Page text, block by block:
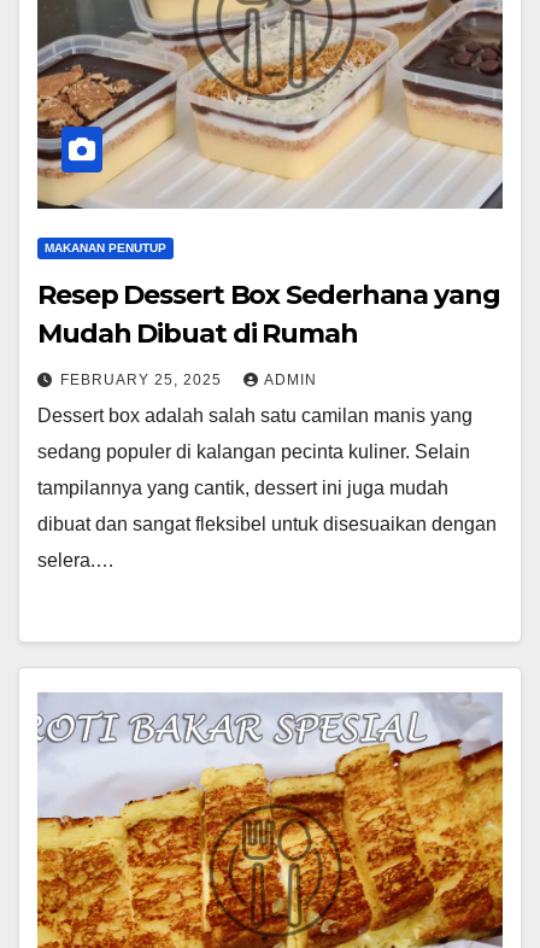
MAKANAN PENUTUP
Resep Dessert Box Sederhana yang
Mudah Dibuat di Rumah
FEBRUARY 25, 2025 ADMIN
Dessert box adalah salah satu camilan manis yang
sedang populer di kalangan pecinta kuliner. Selain
tampilannya yang cantik, dessert ini juga mudah
dibuat dan sangat fleksibel untuk disesuaikan dengan
selera.…